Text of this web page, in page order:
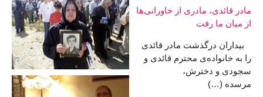
مادر قائدی، مادری از خاورانی‌ها
از میان ما رفت
بیداران درگذشت مادر قائدی
را به خانواده‌ی محترم قائدی و
سجودی و دخترش،
مرسده (…)